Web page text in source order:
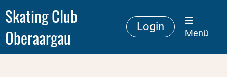
Skating Club
Oberaargau
Login
Menü